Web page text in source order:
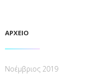
ΑΡΧΕΙΟ
Νοέμβριος 2019